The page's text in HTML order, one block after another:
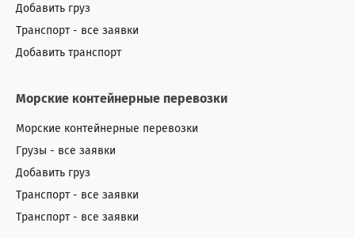
Добавить груз
Транспорт - все заявки
Добавить транспорт
Морские контейнерные перевозки
Морские контейнерные перевозки
Грузы - все заявки
Добавить груз
Транспорт - все заявки
Транспорт - все заявки